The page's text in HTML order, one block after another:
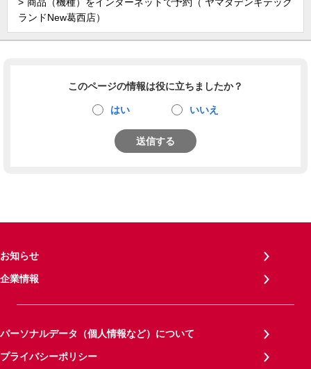
ランドNew葛西店）
このページの情報は役に立ちましたか？
はい いいえ
送信する
お知らせ
企業情報
パーソナルデータ（個人情報など）について
プライバシーポリシー